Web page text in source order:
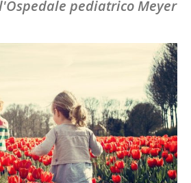
pediatrico Meyer